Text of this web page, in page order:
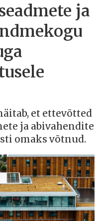
ja
et ettevõtted
ja abivahendite
omaks võtnud.